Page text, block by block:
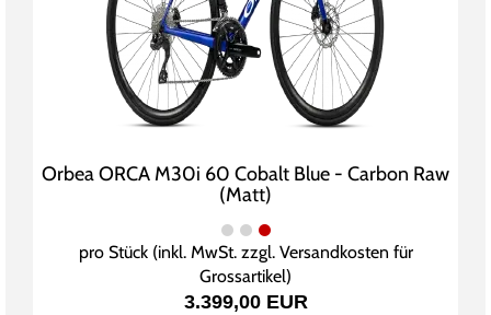
Orbea ORCA M30i 60 Cobalt Blue - Carbon Raw
(Matt)
pro Stück (inkl. MwSt. zzgl. Versandkosten für
Grossartikel)
3.399,00 EUR